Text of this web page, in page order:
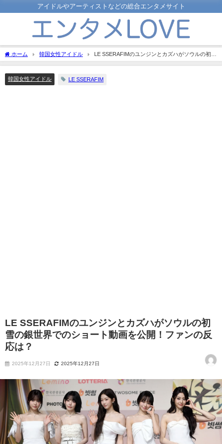
アイドルやアーティストなどの総合エンタメサイト
ホーム 韓国女性アイドル
LE SSERAFIMのユンジンとカズハがソウルの初雪
の銀世界でのショート動画を公開！ファンの反応は？
韓国女性アイドル LE SSERAFIM
LE SSERAFIMのユンジンとカズハがソウルの初
雪の銀世界でのショート動画を公開！ファンの反
応は？
2025年12月27日 2025年12月27日